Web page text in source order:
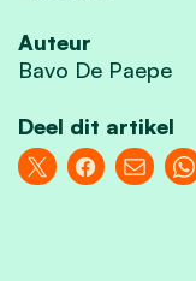
Auteur
Bavo De Paepe
Deel dit artikel